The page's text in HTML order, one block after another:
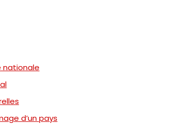
nationale
d’un pays